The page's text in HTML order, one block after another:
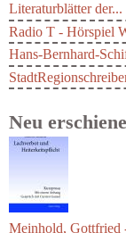
Literaturblätter der...
Radio T - Hörspiel
Hans-Bernhard-
Neu